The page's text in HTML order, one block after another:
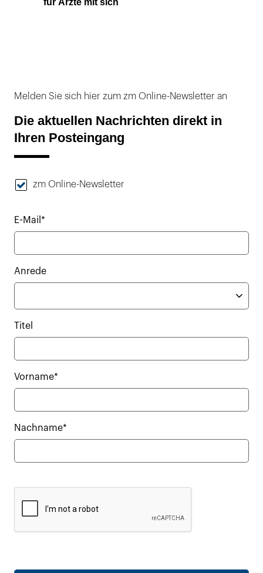
für Ärzte mit sich
Melden Sie sich hier zum zm Online-Newsletter an
Die aktuellen Nachrichten direkt in
Ihren Posteingang
zm Online-Newsletter
E-Mail*
Anrede
Titel
Vorname*
Nachname*